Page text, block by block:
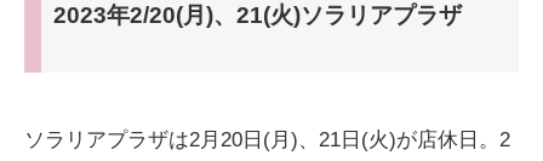
2023年2/20(月)、21(火)ソラリアプラザ
ソラリアプラザは2月20日(月)、21日(火)が店休日。2